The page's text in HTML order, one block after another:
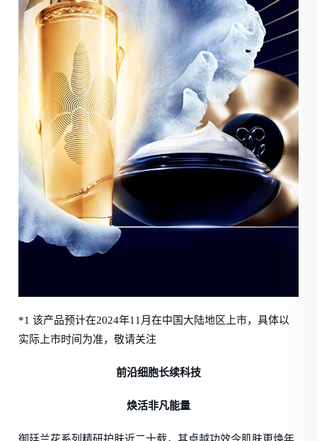
*1 该产品预计在2024年11月在中国大陆地区上市，具体以
实际上市时间为准，敬请关注
前沿细胞长续科技
焕活非凡能量